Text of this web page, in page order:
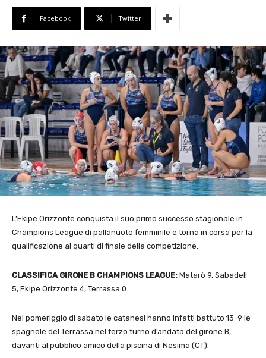
Facebook Twitter
L’Ekipe Orizzonte conquista il suo primo successo stagionale in
Champions League di pallanuoto femminile e torna in corsa per la
qualificazione ai quarti di finale della competizione.
CLASSIFICA GIRONE B CHAMPIONS LEAGUE: Matarò 9, Sabadell
5, Ekipe Orizzonte 4, Terrassa 0.
Nel pomeriggio di sabato le catanesi hanno infatti battuto 13-9 le
spagnole del Terrassa nel terzo turno d’andata del girone B,
davanti al pubblico amico della piscina di Nesima (CT).